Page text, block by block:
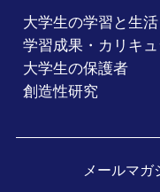
大学生の学習と生活
学習成果・カリキ
大学生の保護者
創造性研究
メールマガ